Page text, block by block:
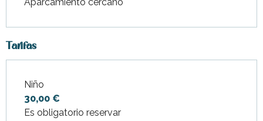
Aparcamiento cercano
Tarifas
Tarifas 2027
Niño
30,00 €
Es obligatorio reservar